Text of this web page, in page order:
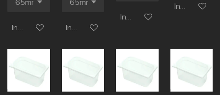
In den WarenkorbIn den Warenkorb
In den Warenkorb
In den